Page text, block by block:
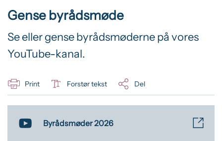
Gense byrådsmøde
Se eller gense byrådsmøderne på vores
YouTube-kanal.
Print Forstør tekst Del
Byrådsmøder 2026